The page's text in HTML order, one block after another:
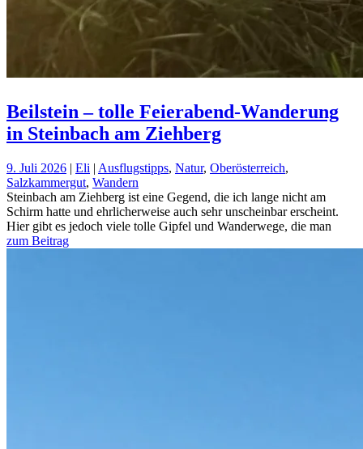
Beilstein – tolle Feierabend-Wanderung
in Steinbach am Ziehberg
9. Juli 2026 | Eli | Ausflugstipps, Natur, Oberösterreich,
Salzkammergut, Wandern
Steinbach am Ziehberg ist eine Gegend, die ich lange nicht am
Schirm hatte und ehrlicherweise auch sehr unscheinbar erscheint.
Hier gibt es jedoch viele tolle Gipfel und Wanderwege, die man
zum Beitrag